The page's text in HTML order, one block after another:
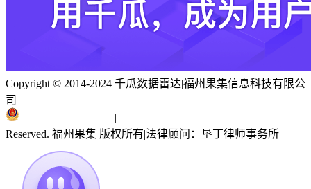
Copyright © 2014-2024 千瓜数据雷达|福州果集信息科技有限公
司
|
Reserved. 福州果集 版权所有|法律顾问：垦丁律师事务所